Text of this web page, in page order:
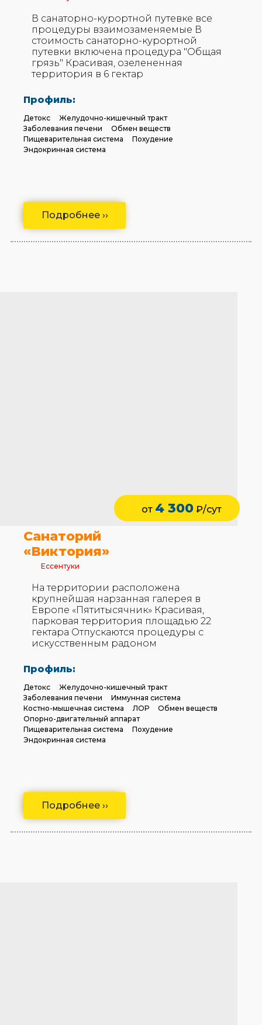
Подробнее ››
В санаторно-курортной путевке все
процедуры взаимозаменяемые В
стоимость санаторно-курортной
путевки включена процедура "Общая
грязь" Красивая, озелененная
территория в 6 гектар
Профиль:
Детокс
Желудочно-кишечный тракт
Заболевания печени
Обмен веществ
Пищеварительная система
Похудение
Эндокринная система
Подробнее ››
Санаторий
«Виктория»
Ессентуки
На территории расположена
крупнейшая нарзанная галерея в
Европе «Пятитысячник» Красивая,
парковая территория площадью 22
гектара Отпускаются процедуры с
искусственным радоном
Профиль:
Детокс
Желудочно-кишечный тракт
Заболевания печени
Иммунная система
Костно-мышечная система
ЛОР
Обмен веществ
Опорно-двигательный аппарат
Пищеварительная система
Похудение
Эндокринная система
от 4 300₽/сут